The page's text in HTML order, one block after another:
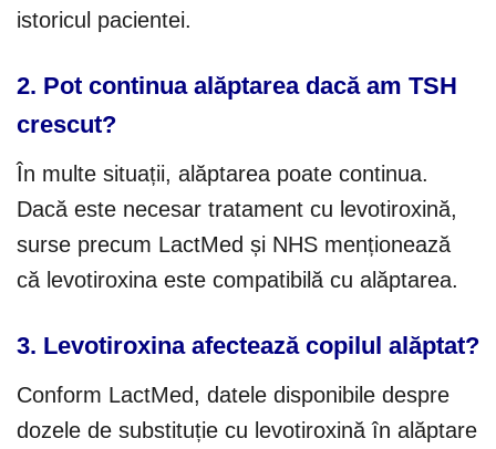
istoricul pacientei.
2. Pot continua alăptarea dacă am TSH
crescut?
În multe situații, alăptarea poate continua.
Dacă este necesar tratament cu levotiroxină,
surse precum LactMed și NHS menționează
că levotiroxina este compatibilă cu alăptarea.
3. Levotiroxina afectează copilul alăptat?
Conform LactMed, datele disponibile despre
dozele de substituție cu levotiroxină în alăptare